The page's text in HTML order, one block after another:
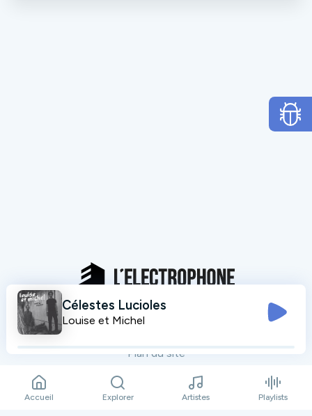
Mentions légales
Plan du site
Célestes Lucioles
Louise et Michel
Accueil Explorer Artistes Playlists